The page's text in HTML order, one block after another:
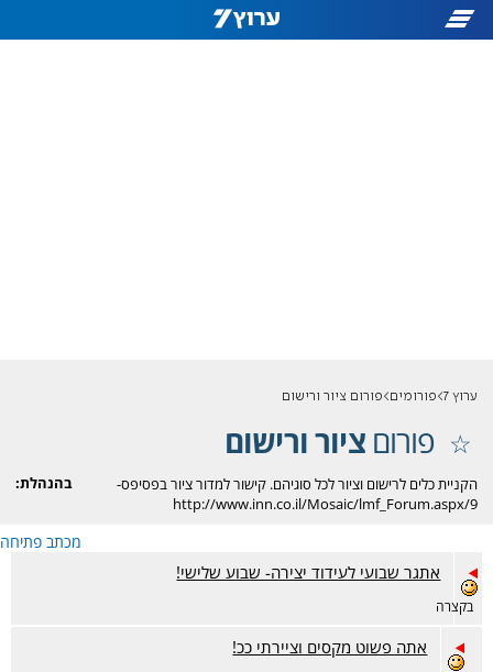
ערוץ 7 פורומים פורום ציור ורישום
פורוםציור ורישום
בהנהלת:
הקניית כלים לרישום וציור לכל סוגיהם. קישור למדור ציור בפסיפס-
http://www.inn.co.il/Mosaic/lmf_Forum.aspx/9
מכתב פתיחה
אתגר שבועי לעידוד יצירה- שבוע שלישי!
בקצרה
אתה פשוט מקסים וציירתי ככ!